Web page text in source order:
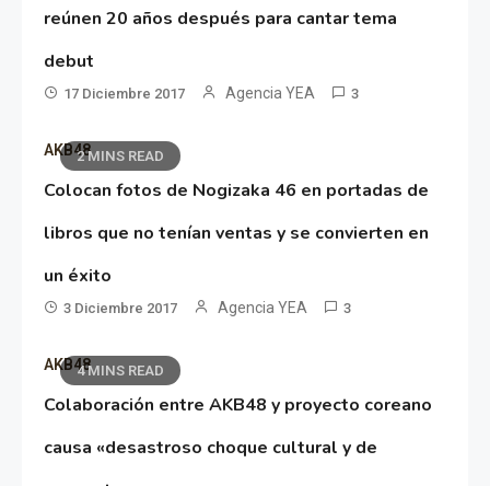
reúnen 20 años después para cantar tema
debut
17 Diciembre 2017 Agencia YEA 3
2 MINS READ
AKB48
Colocan fotos de Nogizaka 46 en portadas de
libros que no tenían ventas y se convierten en
un éxito
3 Diciembre 2017 Agencia YEA 3
4 MINS READ
AKB48
Colaboración entre AKB48 y proyecto coreano
causa «desastroso choque cultural y de